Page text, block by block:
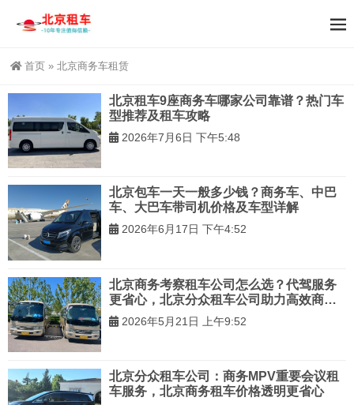
首页 » 北京商务车租赁
北京租车9座商务车哪家公司靠谱？热门车
型推荐及租车攻略
2026年7月6日 下午5:48
北京包车一天一般多少钱？商务车、中巴
车、大巴车带司机价格及车型详解
2026年6月17日 下午4:52
北京商务考察租车公司怎么选？代驾服务
更省心，北京分众租车公司助力高效商务
考察出行
2026年5月21日 上午9:52
北京分众租车公司：商务MPV重要会议租
车服务，北京商务租车价格透明更省心